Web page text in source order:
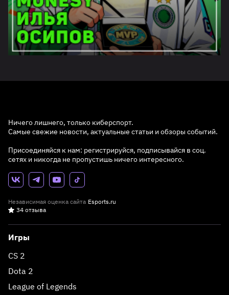
Ничего лишнего, только киберспорт.
Самые свежие новости, актуальные статьи и обзоры событий.
Присоединяйся к нам: регистрируйся, подписывайся в соц.
сетях и никогда не пропустишь ничего интересного.
Независимая оценка сайта Esports.ru
34 отзыва
Игры
CS 2
Dota 2
League of Legends